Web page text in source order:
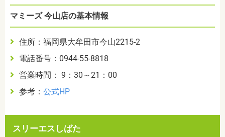
マミーズ 今山店の基本情報
住所：福岡県大牟田市今山2215-2
電話番号：0944-55-8818
営業時間： 9：30～21：00
参考： 公式HP
スリーエスしばた